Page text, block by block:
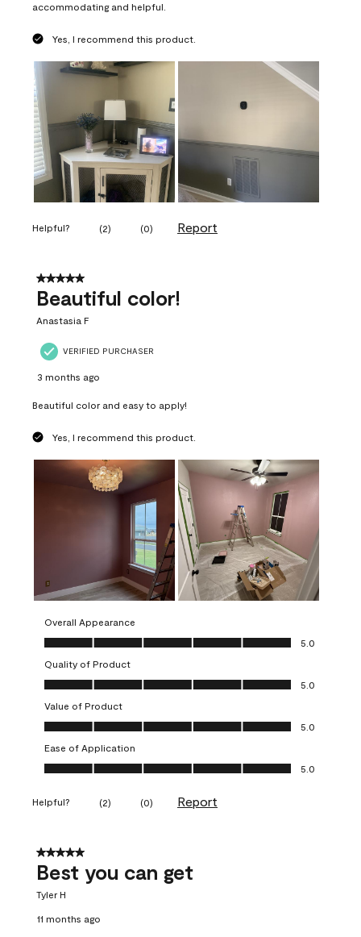
accommodating and helpful.
Yes, I recommend this product.
Helpful? (2) (0) Report
5 out of 5 stars.
Beautiful color!
Anastasia F
VERIFIED PURCHASER
3 months ago
Beautiful color and easy to apply!
Yes, I recommend this product.
Overall Appearance
Overall Appearance, 5.0 out of 5
5.0
Quality of Product
Quality of Product, 5.0 out of 5
5.0
Value of Product
Value of Product, 5.0 out of 5
5.0
Ease of Application
Ease of Application, 5.0 out of 5
5.0
Helpful? (2) (0) Report
5 out of 5 stars.
Best you can get
Tyler H
11 months ago